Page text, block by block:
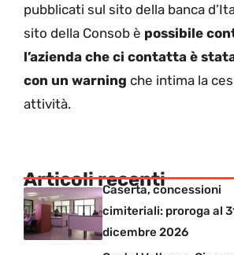
pubblicati sul sito della banca
sito della Consob è possibile
l’azienda che ci contatta è
con un warning che intima la
attività.
Articoli recenti
Caserta, concessioni
cimiteriali: proroga al
dicembre 2026